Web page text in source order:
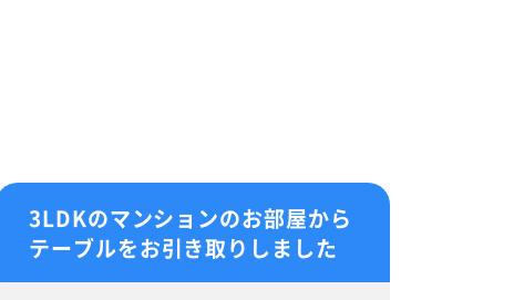
3LDKのマンションのお部屋から
テーブルをお引き取りしました